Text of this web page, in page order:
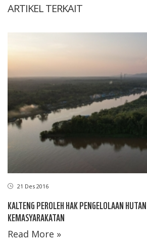
ARTIKEL TERKAIT
21 Des 2016
KALTENG PEROLEH HAK PENGELOLAAN
KEMASYARAKATAN
Read More »